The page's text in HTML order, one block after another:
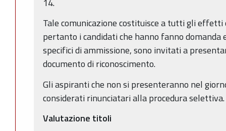
Tale comunicazione costituisce a tutti gli effetti
pertanto i candidati che hanno fanno domanda
specifici di ammissione, sono invitati a
documento di riconoscimento.
Gli aspiranti che non si presenteranno nel
considerati rinunciatari alla procedura selettiva.
Valutazione titoli